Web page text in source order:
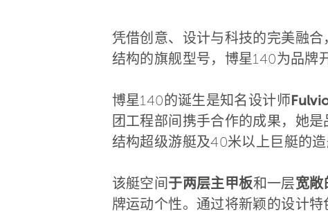
凭借创意、设计与科技的完美融
结构的旗舰型号，博星140为品牌
博星140的诞生是知名设计师
团工程部间携手合作的成果，她
结构超级游艇及40米以上巨艇的造
该艇空间于两层主甲板和一层宽敞
牌运动个性。通过将新颖的设计